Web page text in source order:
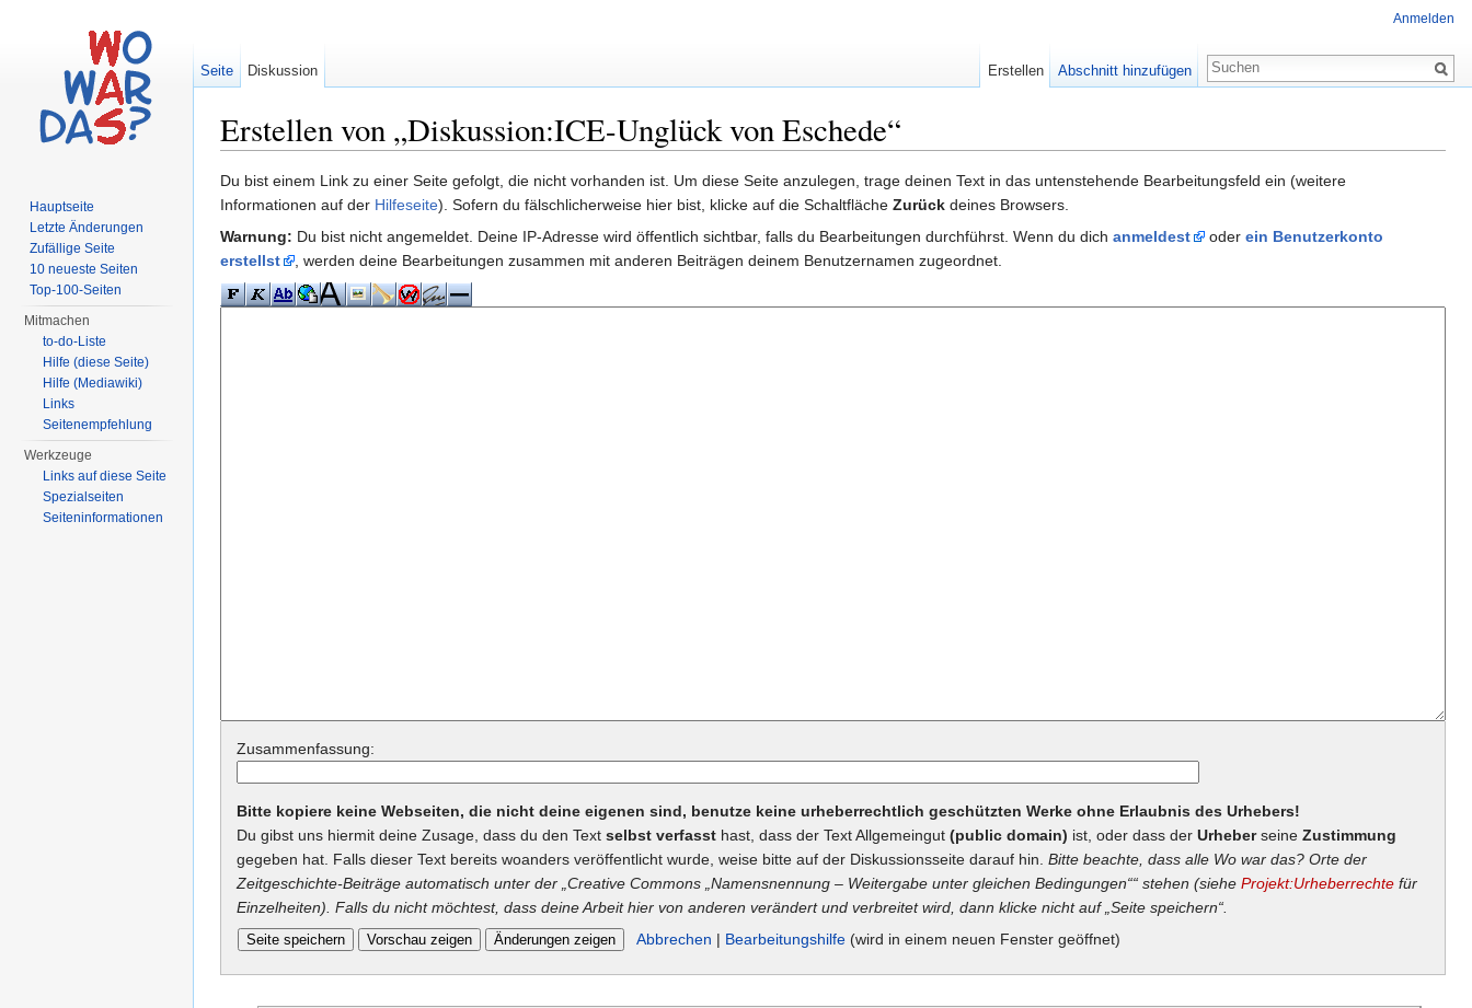
Erstellen von „Diskussion:ICE-Unglück von Eschede“
Du bist einem Link zu einer Seite gefolgt, die nicht vorhanden ist. Um diese Seite anzulegen, trage deinen Text in das untenstehende Bearbeitungsfeld ein (weitere
Informationen auf der Hilfeseite). Sofern du fälschlicherweise hier bist, klicke auf die Schaltfläche Zurück deines Browsers.
Warnung: Du bist nicht angemeldet. Deine IP-Adresse wird öffentlich sichtbar, falls du Bearbeitungen durchführst. Wenn du dich anmeldest oder ein Benutzerkonto
erstellst
, werden deine Bearbeitungen zusammen mit anderen Beiträgen deinem Benutzernamen zugeordnet.
Zusammenfassung:
Bitte kopiere keine Webseiten, die nicht deine eigenen sind, benutze keine urheberrechtlich geschützten Werke ohne Erlaubnis des Urhebers!
Du gibst uns hiermit deine Zusage, dass du den Text selbst verfasst hast, dass der Text Allgemeingut (public domain) ist, oder dass der Urheberseine Zustimmung
gegeben hat. Falls dieser Text bereits woanders veröffentlicht wurde, weise bitte auf der Diskussionsseite darauf hin. Bitte beachte, dass alle Wo war das? Orte der
Zeitgeschichte-Beiträge automatisch unter der „Creative Commons „Namensnennung – Weitergabe unter gleichen Bedingungen““ stehen (siehe Projekt:Urheberrechte für
Einzelheiten). Falls du nicht möchtest, dass deine Arbeit hier von anderen verändert und verbreitet wird, dann klicke nicht auf „Seite speichern“.
Abbrechen | Bearbeitungshilfe (wird in einem neuen Fenster geöffnet)
Anmelden
Seite Diskussion Erstellen Abschnitt hinzufügen
Hauptseite
Letzte Änderungen
Zufällige Seite
10 neueste Seiten
Top-100-Seiten
Mitmachen
to-do-Liste
Hilfe (diese Seite)
Hilfe (Mediawiki)
Links
Seitenempfehlung
Werkzeuge
Links auf diese Seite
Spezialseiten
Seiteninformationen